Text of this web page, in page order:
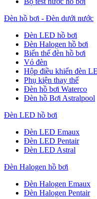
Đèn hồ bơi - Đèn dưới nước
Đèn LED hồ bơi
Đèn Halogen hồ bơi
Biến thế đèn hồ bơi
Vỏ đèn
Hộp điều khiển đèn
Phụ kiện thay thế
Đèn hồ bơi Waterco
Đèn hồ Bơi Astralpool
Đèn LED hồ bơi
Đèn LED Emaux
Đèn LED Pentair
Đèn LED Astral
Đèn Halogen hồ bơi
Đèn Halogen Emaux
Đèn Halogen Pentair